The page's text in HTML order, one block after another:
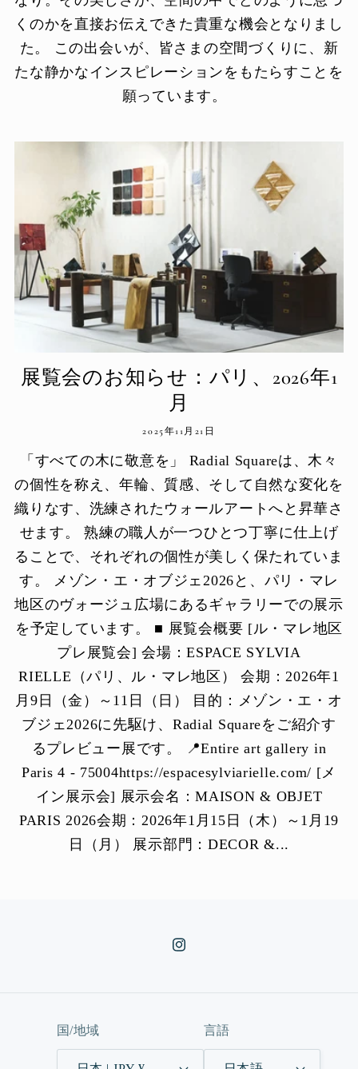
くのかを直接お伝えできた貴重な機会となりまし
た。 この出会いが、皆さまの空間づくりに、新
たな静かなインスピレーションをもたらすことを
願っています。
展覧会のお知らせ：パリ、2026年1
月
2025年11月21日
「すべての木に敬意を」 Radial Squareは、木々
の個性を称え、年輪、質感、そして自然な変化を
織りなす、洗練されたウォールアートへと昇華さ
せます。 熟練の職人が一つひとつ丁寧に仕上げ
ることで、それぞれの個性が美しく保たれていま
す。 メゾン・エ・オブジェ2026と、パリ・マレ
地区のヴォージュ広場にあるギャラリーでの展示
を予定しています。 ■ 展覧会概要 [ル・マレ地区
プレ展覧会] 会場：ESPACE SYLVIA
RIELLE（パリ、ル・マレ地区） 会期：2026年1
月9日（金）～11日（日） 目的：メゾン・エ・オ
ブジェ2026に先駆け、Radial Squareをご紹介す
るプレビュー展です。 📍Entire art gallery in
Paris 4 - 75004https://espacesylviarielle.com/ [メ
イン展示会] 展示会名：MAISON & OBJET
PARIS 2026会期：2026年1月15日（木）～1月19
日（月） 展示部門：DECOR &...
Instagram
国/地域 言語